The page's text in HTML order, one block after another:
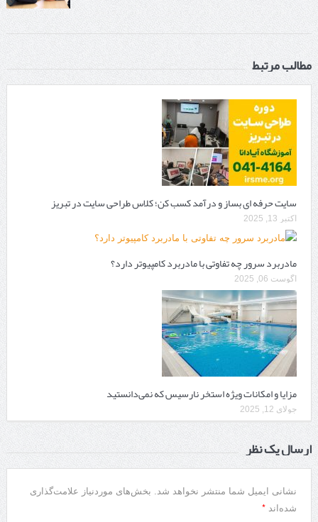
مطالب مرتبط
سایت حرفه ‌ای بساز و درآمد کسب کن؛ کلاس طراحی سایت در تبریز
اکتبر 13, 2025
مادربرد سرور چه تفاوتی با مادربرد کامپیوتر دارد؟
آگوست 06, 2025
مزایا و امکانات ویژه استخر نارسیس که نمی‌دانستید
جولای 12, 2025
ارسال یک نظر
نشانی ایمیل شما منتشر نخواهد شد. بخش‌های موردنیاز علامت‌گذاری
شده‌اند *